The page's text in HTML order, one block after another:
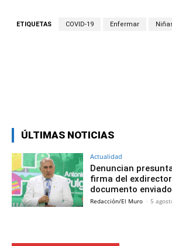
ETIQUETAS COVID-19 Enfermar
ÚLTIMAS NOTICIAS
Actualidad
Denuncian
firma del
documento
Redacción/El Muro - 5